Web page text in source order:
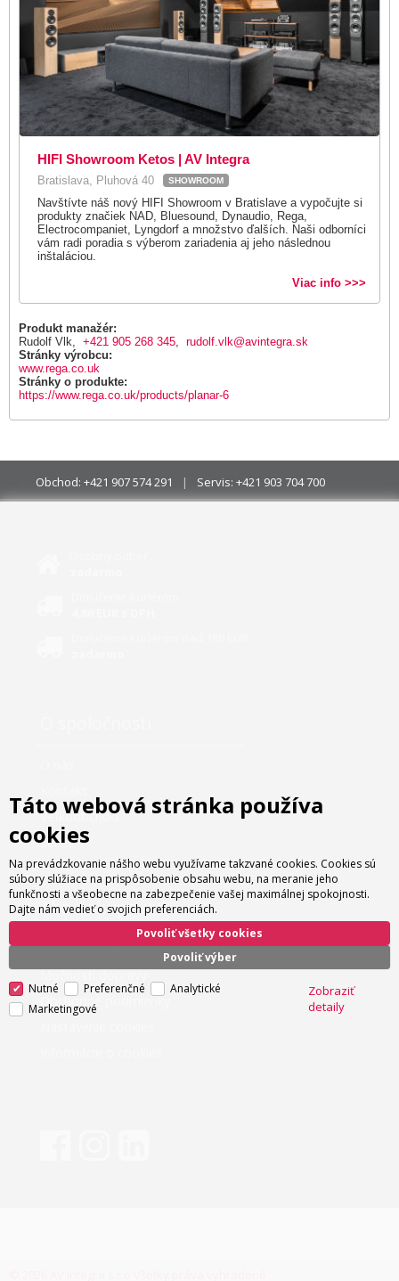
HIFI Showroom Ketos | AV Integra
Bratislava, Pluhová 40 SHOWROOM
Navštívte náš nový HIFI Showroom v Bratislave a vypočujte si
produkty značiek NAD, Bluesound, Dynaudio, Rega,
Electrocompaniet, Lyngdorf a množstvo ďalších. Naši odborníci
vám radi poradia s výberom zariadenia aj jeho následnou
inštaláciou.
Viac info >>>
Produkt manažér:
Rudolf Vlk, +421 905 268 345, rudolf.vlk@avintegra.sk
Stránky výrobcu:
www.rega.co.uk
Stránky o produkte:
https://www.rega.co.uk/products/planar-6
Obchod: +421 907 574 291 Servis: +421 903 704 700
Veľkoobchod
Servis
Ako nakupovať
Možnosti platby
Možnosti dopravy
Obchodné podmienky
Táto webová stránka používa
cookies
Na prevádzkovanie nášho webu využívame takzvané cookies. Cookies sú
súbory slúžiace na prispôsobenie obsahu webu, na meranie jeho
funkčnosti a všeobecne na zabezpečenie vašej maximálnej spokojnosti.
Dajte nám vedieť o svojich preferenciách.
Povoliť výber
Povoliť všetky cookies
Nutné Preferenčné
Analytické
Marketingové
Zobraziť
detaily